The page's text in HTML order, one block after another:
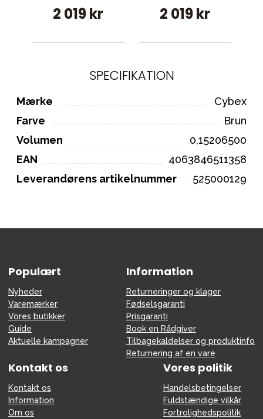
2 019 kr 2 019 kr
SPECIFIKATION
Mærke
Cybex
Farve
Brun
Volumen
0,15206500
EAN
4063846511358
Leverandørens artikelnummer
525000129
Populært
Nyheder
Varemærker
Vores butikker
Guide
Aktuelle kampagner
Information
Returneringer og klager
Fødselsgaranti
Prisgaranti
Book en Rådgiver
Tilbagekaldelser og produktinfo
Returnering af en vare
Kontakt os
Kontakt os
Information
Om os
Vores politik
Handelsbetingelser
Fuldstændige vilkår
Fortrolighedspolitik